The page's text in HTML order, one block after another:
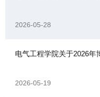
2026-05-28
电气工程学院关于2026年
2026-05-19